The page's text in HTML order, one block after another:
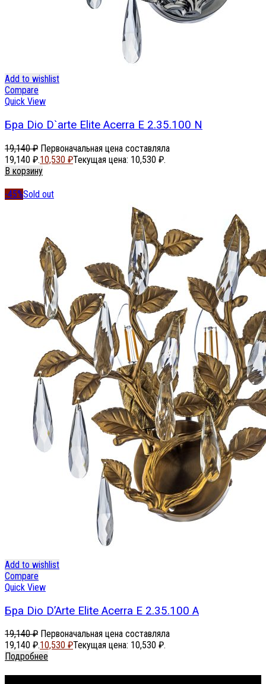
Add to wishlist
Compare
Quick View
Бра Dio D`arte Elite Acerra E 2.35.100 N
19,140₽ Первоначальная цена составляла
19,140 ₽.10,530 ₽Текущая цена: 10,530 ₽.
В корзину
-45%Sold out
Add to wishlist
Compare
Quick View
Бра Dio D’Arte Elite Acerra E 2.35.100 A
19,140₽ Первоначальная цена составляла
19,140 ₽.10,530 ₽Текущая цена: 10,530 ₽.
Подробнее